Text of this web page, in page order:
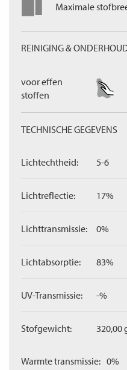
Maximale
REINIGING &
voor effen
stoffen
TECHNISCHE GEGEVENS
Lichtechtheid: 5-6
Lichtreflectie: 17%
Lichttransmissie: 0%
Lichtabsorptie: 83%
UV-Transmissie: -%
Stofgewicht: 320,00
Warmte transmissie: 0%